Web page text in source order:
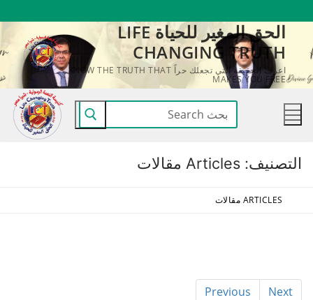
المحتوى
الحق المغير للحياة LIFE
CHANGING TRUTH
اعرف الحقيقة التي تجعلك حراً KNOW THE TRUTH THAT
MAKES YOU FREE
البحث
عن:
التصنيف: Articles مقالات
ARTICLES مقالات
Previous Next